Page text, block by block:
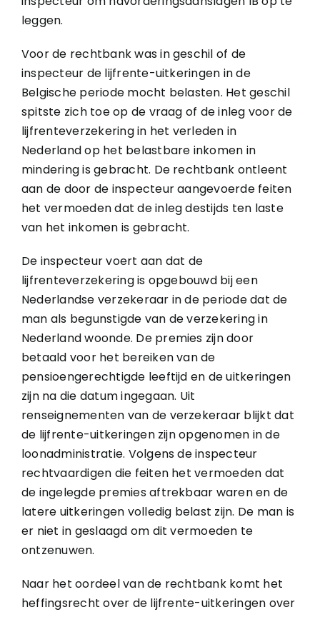
leggen.
Voor de rechtbank was in geschil of de
inspecteur de lijfrente-uitkeringen in de
Belgische periode mocht belasten. Het geschil
spitste zich toe op de vraag of de inleg voor de
lijfrenteverzekering in het verleden in
Nederland op het belastbare inkomen in
mindering is gebracht. De rechtbank ontleent
aan de door de inspecteur aangevoerde feiten
het vermoeden dat de inleg destijds ten laste
van het inkomen is gebracht.
De inspecteur voert aan dat de
lijfrenteverzekering is opgebouwd bij een
Nederlandse verzekeraar in de periode dat de
man als begunstigde van de verzekering in
Nederland woonde. De premies zijn door
betaald voor het bereiken van de
pensioengerechtigde leeftijd en de uitkeringen
zijn na die datum ingegaan. Uit
renseignementen van de verzekeraar blijkt dat
de lijfrente-uitkeringen zijn opgenomen in de
loonadministratie. Volgens de inspecteur
rechtvaardigen die feiten het vermoeden dat
de ingelegde premies aftrekbaar waren en de
latere uitkeringen volledig belast zijn. De man is
er niet in geslaagd om dit vermoeden te
ontzenuwen.
Naar het oordeel van de rechtbank komt het
heffingsrecht over de lijfrente-uitkeringen over